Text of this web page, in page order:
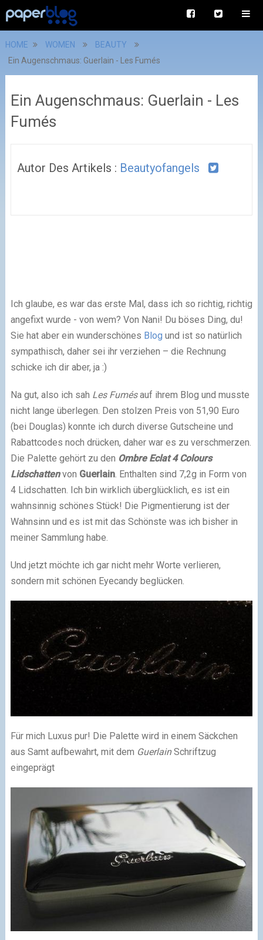
HOME WOMEN
BEAUTY
Ein Augenschmaus: Guerlain - Les Fumés
Ein Augenschmaus: Guerlain - Les
Fumés
Autor Des Artikels : Beautyofangels
Ich glaube, es war das erste Mal, dass ich so richtig, richtig
angefixt wurde - von wem? Von Nani! Du böses Ding, du!
Sie hat aber ein wunderschönes Blog und ist so natürlich
sympathisch, daher sei ihr verziehen – die Rechnung
schicke ich dir aber, ja :)
Na gut, also ich sah Les Fumésauf ihrem Blog und musste
nicht lange überlegen. Den stolzen Preis von 51,90 Euro
(bei Douglas) konnte ich durch diverse Gutscheine und
Rabattcodes noch drücken, daher war es zu verschmerzen.
Die Palette gehört zu den Ombre Eclat 4 Colours
Lidschattenvon Guerlain. Enthalten sind 7,2g in Form von
4 Lidschatten. Ich bin wirklich überglücklich, es ist ein
wahnsinnig schönes Stück! Die Pigmentierung ist der
Wahnsinn und es ist mit das Schönste was ich bisher in
meiner Sammlung habe.
Und jetzt möchte ich gar nicht mehr Worte verlieren,
sondern mit schönen Eyecandy beglücken.
Für mich Luxus pur! Die Palette wird in einem Säckchen
aus Samt aufbewahrt, mit dem GuerlainSchriftzug
eingeprägt